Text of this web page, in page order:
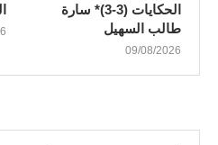
الحكايات (3-3)* سارة
طالب السهيل
09/08/2026